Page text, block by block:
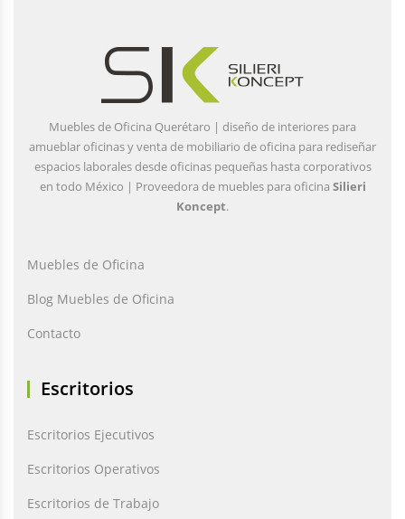
Muebles de Oficina Querétaro | diseño de interiores para
amueblar oficinas y venta de mobiliario de oficina para rediseñar
espacios laborales desde oficinas pequeñas hasta corporativos
en todo México | Proveedora de muebles para oficina Silieri
Koncept.
Muebles de Oficina
Blog Muebles de Oficina
Contacto
Escritorios
Escritorios Ejecutivos
Escritorios Operativos
Escritorios de Trabajo